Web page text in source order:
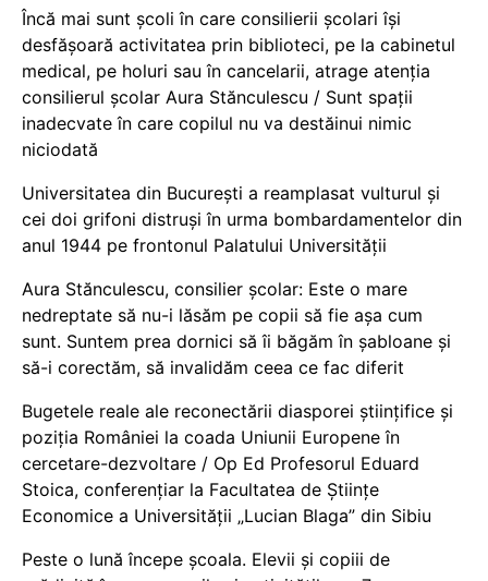
Încă mai sunt școli în care consilierii școlari își
desfășoară activitatea prin biblioteci, pe la cabinetul
medical, pe holuri sau în cancelarii, atrage atenția
consilierul școlar Aura Stănculescu / Sunt spații
inadecvate în care copilul nu va destăinui nimic
niciodată
Universitatea din București a reamplasat vulturul și
cei doi grifoni distruși în urma bombardamentelor din
anul 1944 pe frontonul Palatului Universității
Aura Stănculescu, consilier școlar: Este o mare
nedreptate să nu-i lăsăm pe copii să fie așa cum
sunt. Suntem prea dornici să îi băgăm în șabloane și
să-i corectăm, să invalidăm ceea ce fac diferit
Bugetele reale ale reconectării diasporei științifice și
poziția României la coada Uniunii Europene în
cercetare-dezvoltare / Op Ed Profesorul Eduard
Stoica, conferențiar la Facultatea de Științe
Economice a Universității „Lucian Blaga” din Sibiu
Peste o lună începe școala. Elevii și copiii de